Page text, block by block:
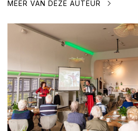
MEER VAN DEZE AUTEUR